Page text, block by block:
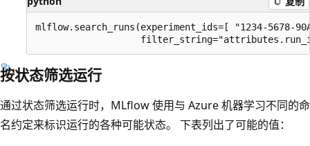
mlflow.search_runs(experiment_ids=[ "1234-5678-
按状态筛选运行
通过状态筛选运行时，MLflow 使用与 Azure 机器学习不同的命
名约定来标识运行的各种可能状态。 下表列出了可能的值：